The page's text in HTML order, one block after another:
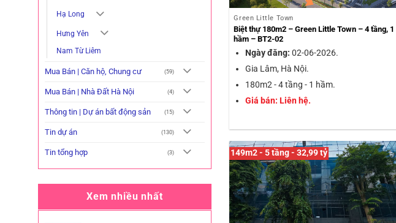
Hạ Long
Hưng Yên
Nam Từ Liêm
Mua Bán | Căn hộ, Chung cư (59)
Mua Bán | Nhà Đất Hà Nội (4)
Thông tin | Dự án bất động sản (15)
Tin dự án (130)
Tin tổng hợp (3)
Xem nhiều nhất
Green Little Town
Biệt thự 180m2 – Green Little Town – 4 tầng, 1
hầm – BT2-02
Ngày đăng: 02-06-2026.
Gia Lâm, Hà Nội.
180m2 - 4 tầng - 1 hầm.
Giá bán: Liên hệ.
149m2 - 5 tầng - 32,99 tỷ